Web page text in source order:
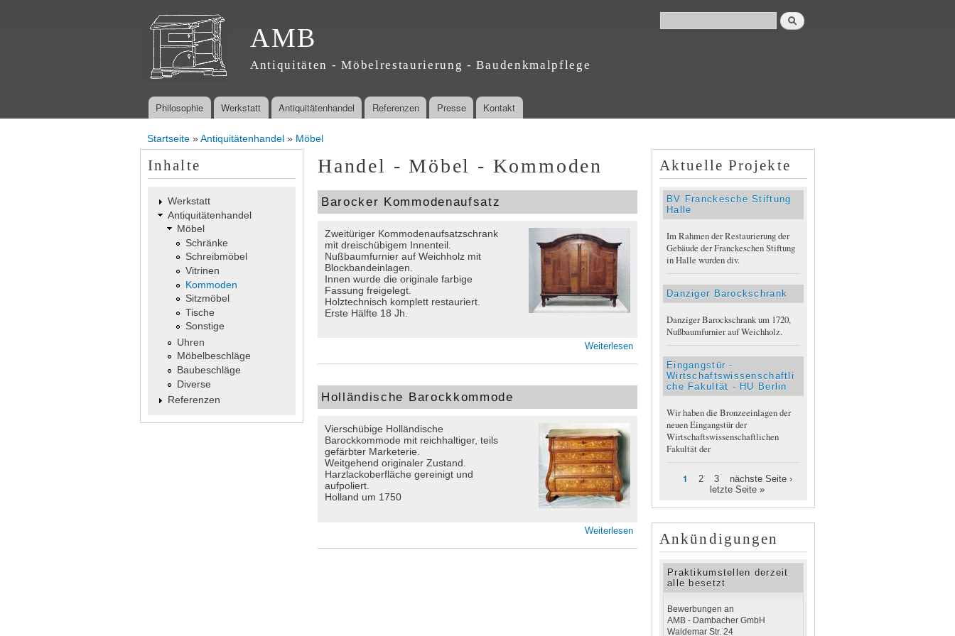
AMB
Antiquitäten - Möbelrestaurierung - Baudenkmalpflege
Suchformular
Suche
Hauptmenü
Philosophie Werkstatt Antiquitätenhandel Referenzen Presse Kontakt
Sie sind hier
Startseite »Antiquitätenhandel » Möbel
Inhalte
Werkstatt
Antiquitätenhandel
Möbel
Schränke
Schreibmöbel
Vitrinen
Kommoden
Sitzmöbel
Tische
Sonstige
Uhren
Möbelbeschläge
Baubeschläge
Diverse
Referenzen
Handel - Möbel - Kommoden
Barocker Kommodenaufsatz
Zweitüriger Kommodenaufsatzschrank
mit dreischübigem Innenteil.
Nußbaumfurnier auf Weichholz mit
Blockbandeinlagen.
Innen wurde die originale farbige
Fassung freigelegt.
Holztechnisch komplett restauriert.
Erste Hälfte 18 Jh.
Weiterlesen
über Barocker
Holländische Barockkommode
Vierschübige Holländische
Barockkommode mit reichhaltiger, teils
gefärbter Marketerie.
Weitgehend originaler Zustand.
Harzlackoberfläche gereinigt und
aufpoliert.
Holland um 1750
Weiterlesen
Holländische
Barockkommode
Aktuelle Projekte
BV Franckesche Stiftung
Halle
Im Rahmen der Restaurierung der
Gebäude der Franckeschen Stiftung
in Halle wurden div.
Danziger Barockschrank
Danziger Barockschrank um 1720,
Nußbaumfurnier auf Weichholz.
Eingangstür -
Wirtschaftswissenschaftli
che Fakultät - HU Berlin
Wir haben die Bronzeeinlagen der
neuen Eingangstür der
Wirtschaftswissenschaftlichen
Fakultät der
Seiten
1 2 3
nächste Seite ›
letzte Seite »
Ankündigungen
Praktikumstellen derzeit
alle besetzt
Bewerbungen an
AMB - Dambacher GmbH
Waldemar Str. 24